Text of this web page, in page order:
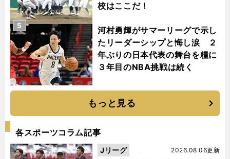
校はここだ！
河村勇輝がサマーリーグで示し
たリーダーシップと悔し涙 ２
年ぶりの日本代表の舞台を糧に
３年目のNBA挑戦は続く
5
もっと見る
各スポーツコラム記事
2026.08.06更新
Jリーグ